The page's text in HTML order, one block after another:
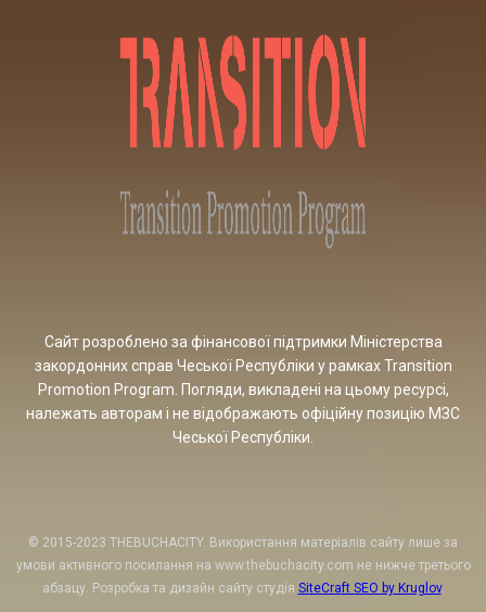
Сайт розроблено за фінансової підтримки Міністерства
закордонних справ Чеської Республіки у рамках Transition
Promotion Program. Погляди, викладені на цьому ресурсі,
належать авторам і не відображають офіційну позицію МЗС
Чеської Республіки.
© 2015-2023 THEBUCHACITY. Використання матеріалів сайту лише за
умови активного посилання на www.thebuchacity.com не нижче третього
абзацу. Розробка та дизайн сайту студія SiteCraft SEO by Kruglov.